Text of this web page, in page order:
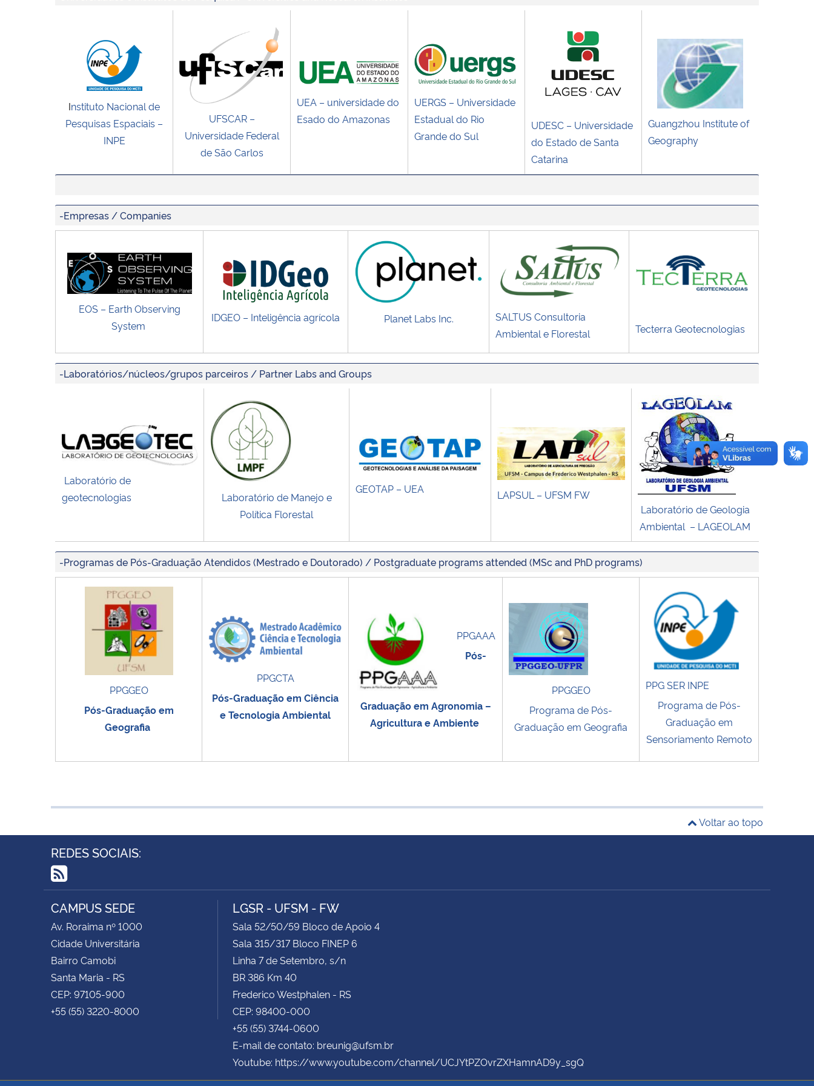
Instituto Nacional de
Pesquisas Espaciais –
INPE
UFSCAR –
Universidade Federal
de São Carlos
UEA – universidade do
Esado do Amazonas
UERGS – Universidade
Estadual do Rio
Grande do Sul
UDESC – Universidade
do Estado de Santa
Catarina
Guangzhou Institute of
Geography
-Empresas / Companies
EOS – Earth Observing
System
IDGEO – Inteligência agrícola Planet Labs Inc.
SALTUS Consultoria
Ambiental e Florestal
Tecterra Geotecnologias
-Laboratórios/núcleos/grupos parceiros / Partner Labs and Groups
Laboratório de
geotecnologias
Laboratório de Manejo e
Política Florestal
GEOTAP – UEA
LAPSUL – UFSM FW
Laboratório de Geologia
Ambiental – LAGEOLAM
-Programas de Pós-Graduação Atendidos (Mestrado e Doutorado) / Postgraduate programs attended (MSc and PhD programs)
PPGGEO
Pós-Graduação em
Geografia
PPGCTA
Pós-Graduação em Ciência
e Tecnologia Ambiental
PPGAAA
Pós-
Graduação em Agronomia –
Agricultura e Ambiente
PPGGEO
Programa de Pós-
Graduação em Geografia
PPG SER INPE
Programa de Pós-
Graduação em
Sensoriamento Remoto
Voltar ao topo
REDES SOCIAIS:
RSS
CAMPUS SEDE
Av. Roraima nº 1000
Cidade Universitária
Bairro Camobi
Santa Maria - RS
CEP: 97105-900
+55 (55) 3220-8000
LGSR - UFSM - FW
Sala 52/50/59 Bloco de Apoio 4
Sala 315/317 Bloco FINEP 6
Linha 7 de Setembro, s/n
BR 386 Km 40
Frederico Westphalen - RS
CEP: 98400-000
+55 (55) 3744-0600
E-mail de contato: breunig@ufsm.br
Youtube: https://www.youtube.com/channel/UCJYtPZOvrZXHamnAD9y_sgQ